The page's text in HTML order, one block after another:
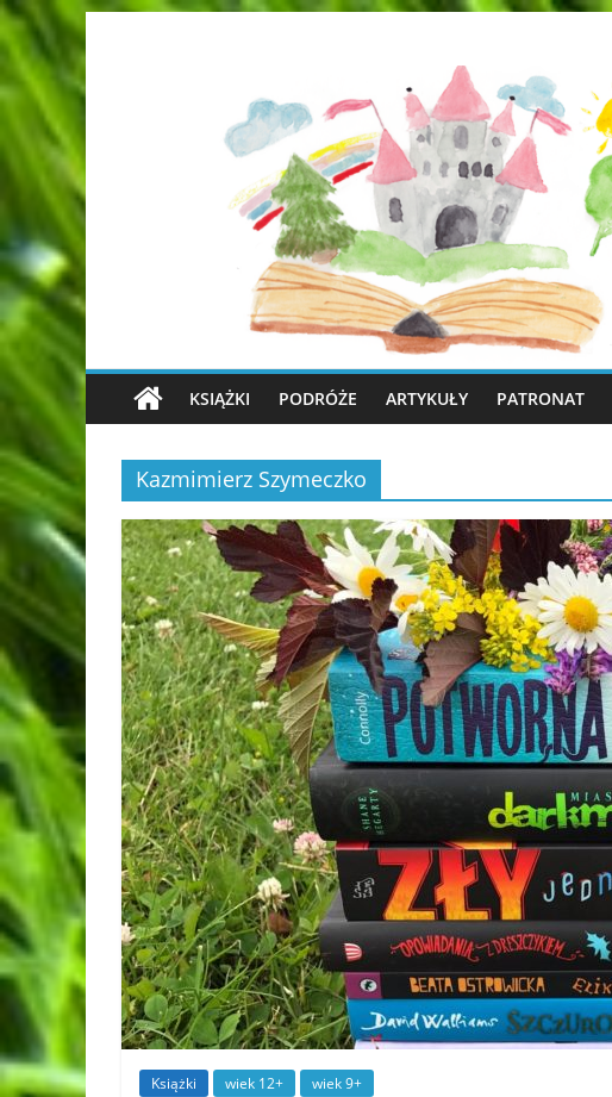
KSIĄŻKI PODRÓŻE ARTYKUŁY PATRONAT
Kazmimierz Szymeczko
Książki wiek 12+ wiek 9+